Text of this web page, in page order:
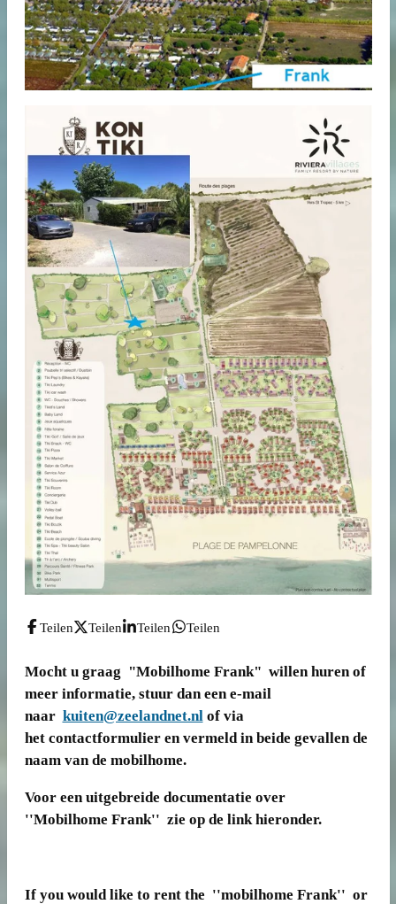
Teilen Teilen Teilen Teilen
Mocht u graag "Mobilhome Frank" willen huren of
meer informatie, stuur dan een e-mail
naar kuiten@zeelandnet.nl of via
het contactformulier en vermeld in beide gevallen de
naam van de mobilhome.
Voor een uitgebreide documentatie over
''Mobilhome Frank'' zie op de link hieronder.
If you would like to rent the ''mobilhome Frank'' or